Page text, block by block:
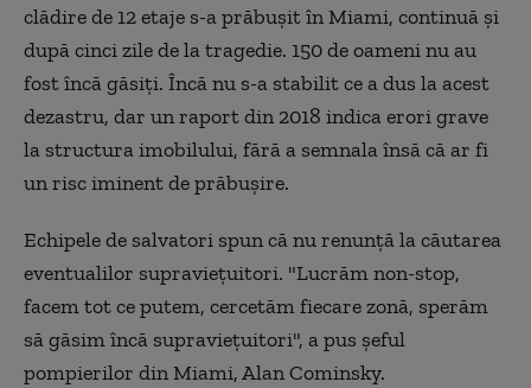
clădire de 12 etaje s-a prăbușit în Miami, continuă și
după cinci zile de la tragedie. 150 de oameni nu au
fost încă găsiți. Încă nu s-a stabilit ce a dus la acest
dezastru, dar un raport din 2018 indica erori grave
la structura imobilului, fără a semnala însă că ar fi
un risc iminent de prăbușire.
Echipele de salvatori spun că nu renunță la căutarea
eventualilor supraviețuitori. "Lucrăm non-stop,
facem tot ce putem, cercetăm fiecare zonă, sperăm
să găsim încă supraviețuitori", a pus șeful
pompierilor din Miami, Alan Cominsky.